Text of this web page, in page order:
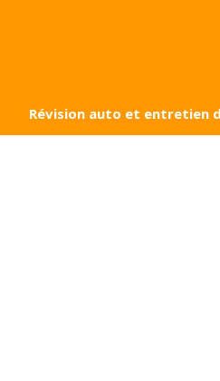
Révision auto et entretien